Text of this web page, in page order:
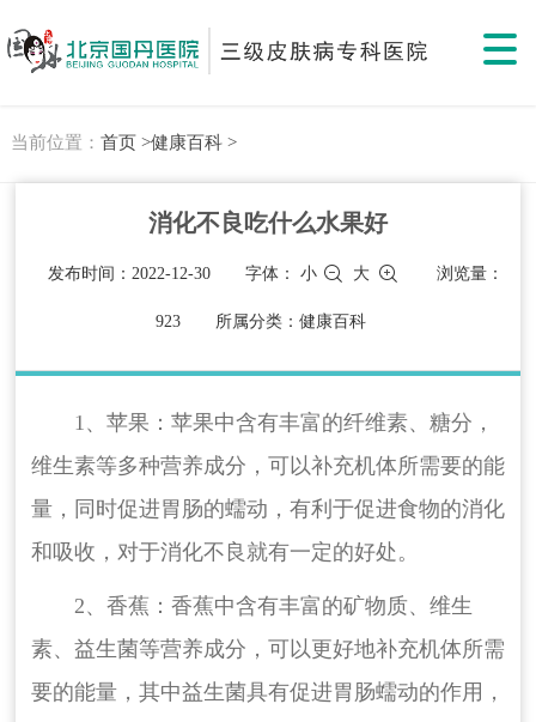
当前位置： 首页 >健康百科 >
消化不良吃什么水果好
发布时间：2022-12-30 字体：小 大 浏览量：
923 所属分类：健康百科
1、苹果：苹果中含有丰富的纤维素、糖分，
维生素等多种营养成分，可以补充机体所需要的能
量，同时促进胃肠的蠕动，有利于促进食物的消化
和吸收，对于消化不良就有一定的好处。
2、香蕉：香蕉中含有丰富的矿物质、维生
素、益生菌等营养成分，可以更好地补充机体所需
要的能量，其中益生菌具有促进胃肠蠕动的作用，